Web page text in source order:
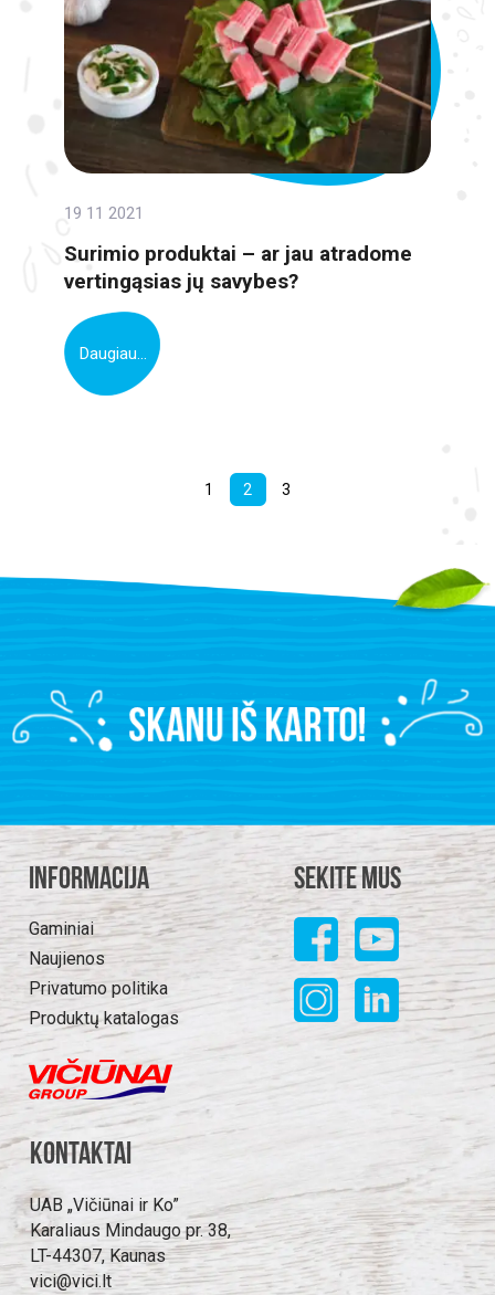
19 11 2021
Surimio produktai – ar jau atradome
vertingąsias jų savybes?
Daugiau...
1 2 3
Informacija
Gaminiai
Naujienos
Privatumo politika
Produktų katalogas
Sekite mus
Kontaktai
UAB „Vičiūnai ir Ko”
Karaliaus Mindaugo pr. 38,
LT-44307, Kaunas
vici@vici.lt